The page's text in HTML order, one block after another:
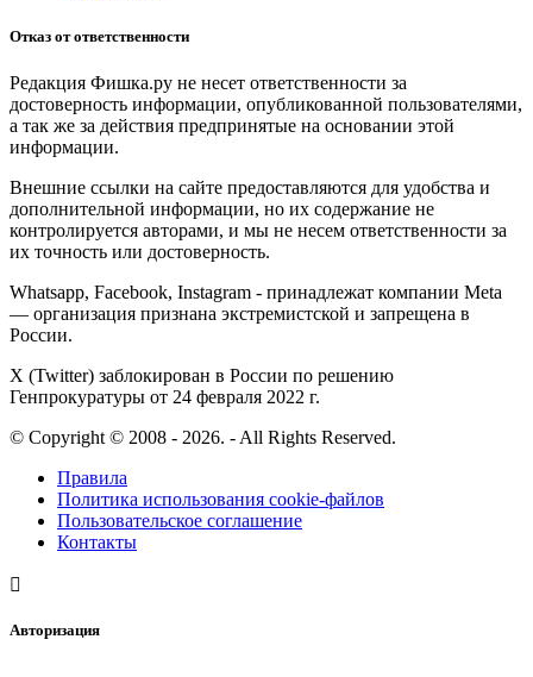
Отказ от ответственности
Редакция Фишка.ру не несет ответственности за
достоверность информации, опубликованной пользователями,
а так же за действия предпринятые на основании этой
информации.
Внешние ссылки на сайте предоставляются для удобства и
дополнительной информации, но их содержание не
контролируется авторами, и мы не несем ответственности за
их точность или достоверность.
Whatsapp, Facebook, Instagram - принадлежат компании Meta
— организация признана экстремистской и запрещена в
России.
X (Twitter) заблокирован в России по решению
Генпрокуратуры от 24 февраля 2022 г.
© Copyright © 2008 - 2026. - All Rights Reserved.
Правила
Политика использования cookie-файлов
Пользовательское соглашение
Контакты
Авторизация